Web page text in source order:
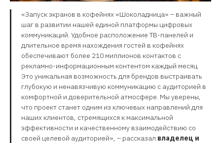
«Запуск экранов в кофейнях «Шоколадница» – важный
шаг в развитии нашей единой платформы цифровых
коммуникаций. Удобное расположение ТВ-панелей и
длительное время нахождения гостей в кофейнях
обеспечивают более 210 миллионов контактов с
рекламно-информационным контентом каждый месяц.
Это уникальная возможность для брендов выстраивать
глубокую и ненавязчивую коммуникацию с аудиторией в
комфортной и доверительной атмосфере. Мы уверены,
что проект станет одним из ключевых направлений для
наших клиентов, стремящихся к максимальной
эффективности и качественному взаимодействию со
своей целевой аудиторией», – рассказал владелец и